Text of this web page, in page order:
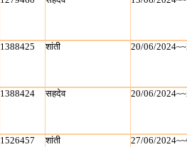
1388425 शांती 20/06/
1388424 सहदेव 20/06/
1526457 शांती 27/06/